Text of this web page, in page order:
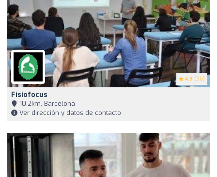
4.9 (90)
Fisiofocus
10,2km, Barcelona
Ver dirección y datos de contacto